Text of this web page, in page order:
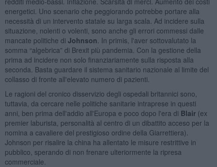
energetici. Uno scenario che peggiorando potrebbe portare alla
necessità di un intervento statale su larga scala. Ad incidere sulla
situazione, nolenti o volenti, sono anche gli errori commessi dalle
mancate politiche di Johnson . In primis, l'aver sottovalutato la
somma “algebrica” di Brexit più pandemia. Con la gestione della
prima ad incidere non solo finanziariamente sulla risposta alla
seconda. Basta guardare il sistema sanitario nazionale al limite del
collasso di fronte all'elevato numero di pazienti.
Le ragioni del cronico disservizio degli ospedali britannici sono,
tuttavia, da cercare nelle politiche sanitarie intraprese in questi
anni, ben prima dell'addio all'Europa e poco dopo l'era di Blair(ex
premier laburista, personalità al centro di un dibattito acceso per la
nomina a cavaliere del prestigioso ordine della Giarrettiera).
Johnson per risalire la china ha allentato le misure restrittive in
pubblico, sperando di non frenare ulteriormente la ripresa
commerciale.